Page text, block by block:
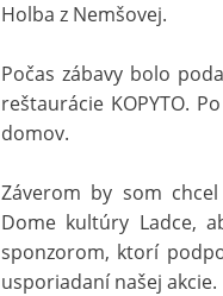
Holba z Nemšovej.
Počas zábavy bolo
reštaurácie KOPYTO.
domov.
Záverom by som
Dome kultúry Ladce,
sponzorom, ktorí
usporiadaní našej akcie.